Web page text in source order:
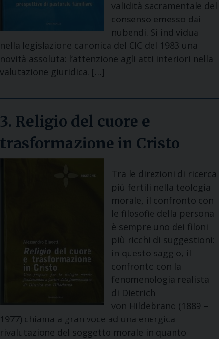
validità sacramentale del
consenso emesso dai
nubendi. Si individua
nella legislazione canonica del CIC del 1983 una
novità assoluta: l’attenzione agli atti interiori nella
valutazione giuridica. […]
3. Religio del cuore e
trasformazione in Cristo
Tra le direzioni di ricerca
più fertili nella teologia
morale, il confronto con
le filosofie della persona
è sempre uno dei filoni
più ricchi di suggestioni:
in questo saggio, il
confronto con la
fenomenologia realista
di Dietrich
von Hildebrand (1889 –
1977) chiama a gran voce ad una energica
rivalutazione del soggetto morale in quanto